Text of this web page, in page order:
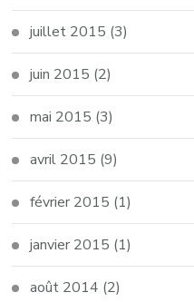
juillet 2015 (3)
juin 2015 (2)
mai 2015 (3)
avril 2015 (9)
février 2015 (1)
janvier 2015 (1)
août 2014 (2)